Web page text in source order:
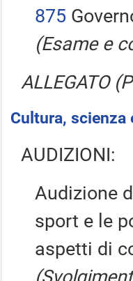
875
(Esame e
ALLEGATO
Cultura,
AUDIZIONI:
Audizione
sport e le
aspetti di